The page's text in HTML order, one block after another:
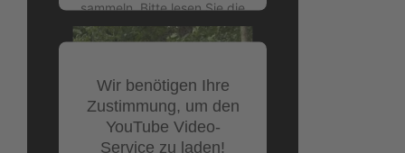
sammeln. Bitte lesen Sie die
Details durch und stimmen
Sie der Nutzung des
Video anzusehen.
Mehr Informationen
Wir benötigen Ihre
Zustimmung, um den
YouTube Video-
Service zu laden!